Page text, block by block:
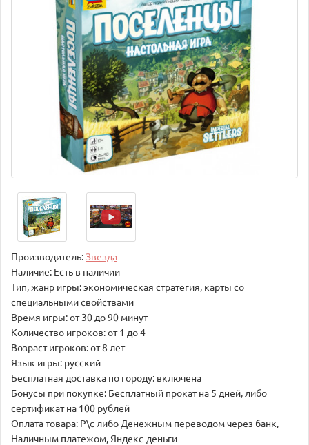
Производитель:Звезда
Наличие: Есть в наличии
Тип, жанр игры: экономическая стратегия, карты со
специальными свойствами
Время игры: от 30 до 90 минут
Количество игроков: от 1 до 4
Возраст игроков: от 8 лет
Язык игры: русский
Бесплатная доставка по городу: включена
Бонусы при покупке: Бесплатный прокат на 5 дней, либо
сертификат на 100 рублей
Оплата товара: Р\с либо Денежным переводом через банк,
Наличным платежом, Яндекс-деньги